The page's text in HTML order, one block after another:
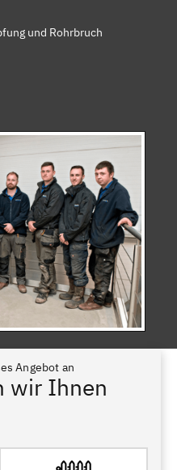
und Rohrbruch
Angebot an
wir Ihnen